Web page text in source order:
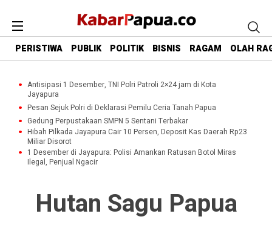
PERISTIWA PUBLIK POLITIK BISNIS RAGAM OLAH
Antisipasi 1 Desember, TNI Polri Patroli 2×24 jam di Kota
Jayapura
Pesan Sejuk Polri di Deklarasi Pemilu Ceria Tanah Papua
Gedung Perpustakaan SMPN 5 Sentani Terbakar
Hibah Pilkada Jayapura Cair 10 Persen, Deposit Kas Daerah Rp23
Miliar Disorot
1 Desember di Jayapura: Polisi Amankan Ratusan Botol Miras
Ilegal, Penjual Ngacir
Hutan Sagu Papua